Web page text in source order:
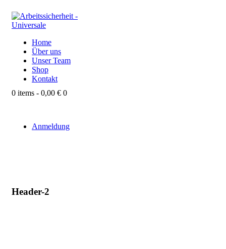
Home
Über uns
Unser Team
Shop
Kontakt
0 items - 0,00 € 0
Anmeldung
Header-2